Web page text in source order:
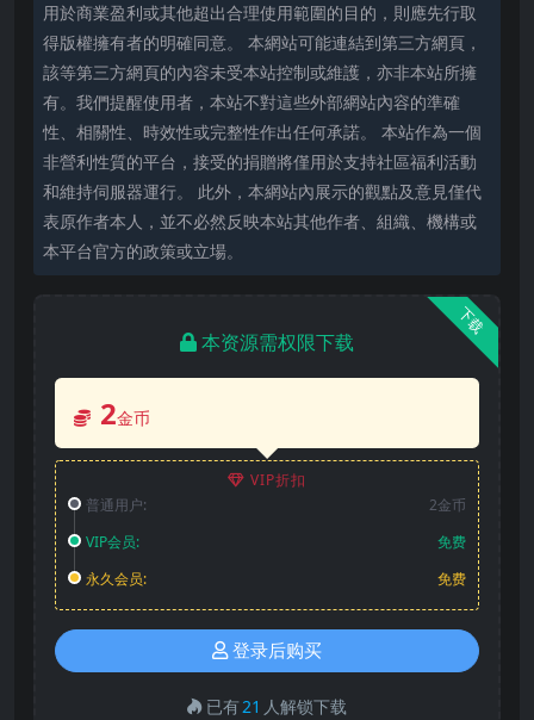
用於商業盈利或其他超出合理使用範圍的目的，則應先行取
得版權擁有者的明確同意。 本網站可能連結到第三方網頁，
該等第三方網頁的內容未受本站控制或維護，亦非本站所擁
有。我們提醒使用者，本站不對這些外部網站內容的準確
性、相關性、時效性或完整性作出任何承諾。 本站作為一個
非營利性質的平台，接受的捐贈將僅用於支持社區福利活動
和維持伺服器運行。 此外，本網站內展示的觀點及意見僅代
表原作者本人，並不必然反映本站其他作者、組織、機構或
本平台官方的政策或立場。
下载
本资源需权限下载
2金币
VIP折扣
普通用户:
2金币
VIP会员:
免费
永久会员:
免费
登录后购买
已有21 人解锁下载